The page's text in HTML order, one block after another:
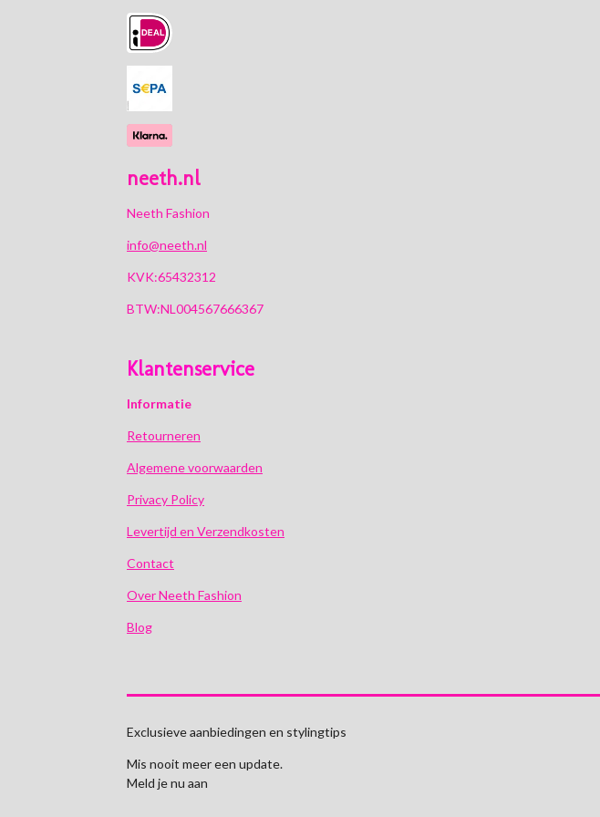
b
o
o
neeth.nl
Neeth Fashion
info@neeth.nl
KVK:65432312
BTW:NL004567666367
Klantenservice
Informatie
Retourneren
Algemene voorwaarden
Privacy Policy
Levertijd en Verzendkosten
Contact
Over Neeth Fashion
Blog
Exclusieve aanbiedingen en stylingtips
Mis nooit meer een update.
Meld je nu aan